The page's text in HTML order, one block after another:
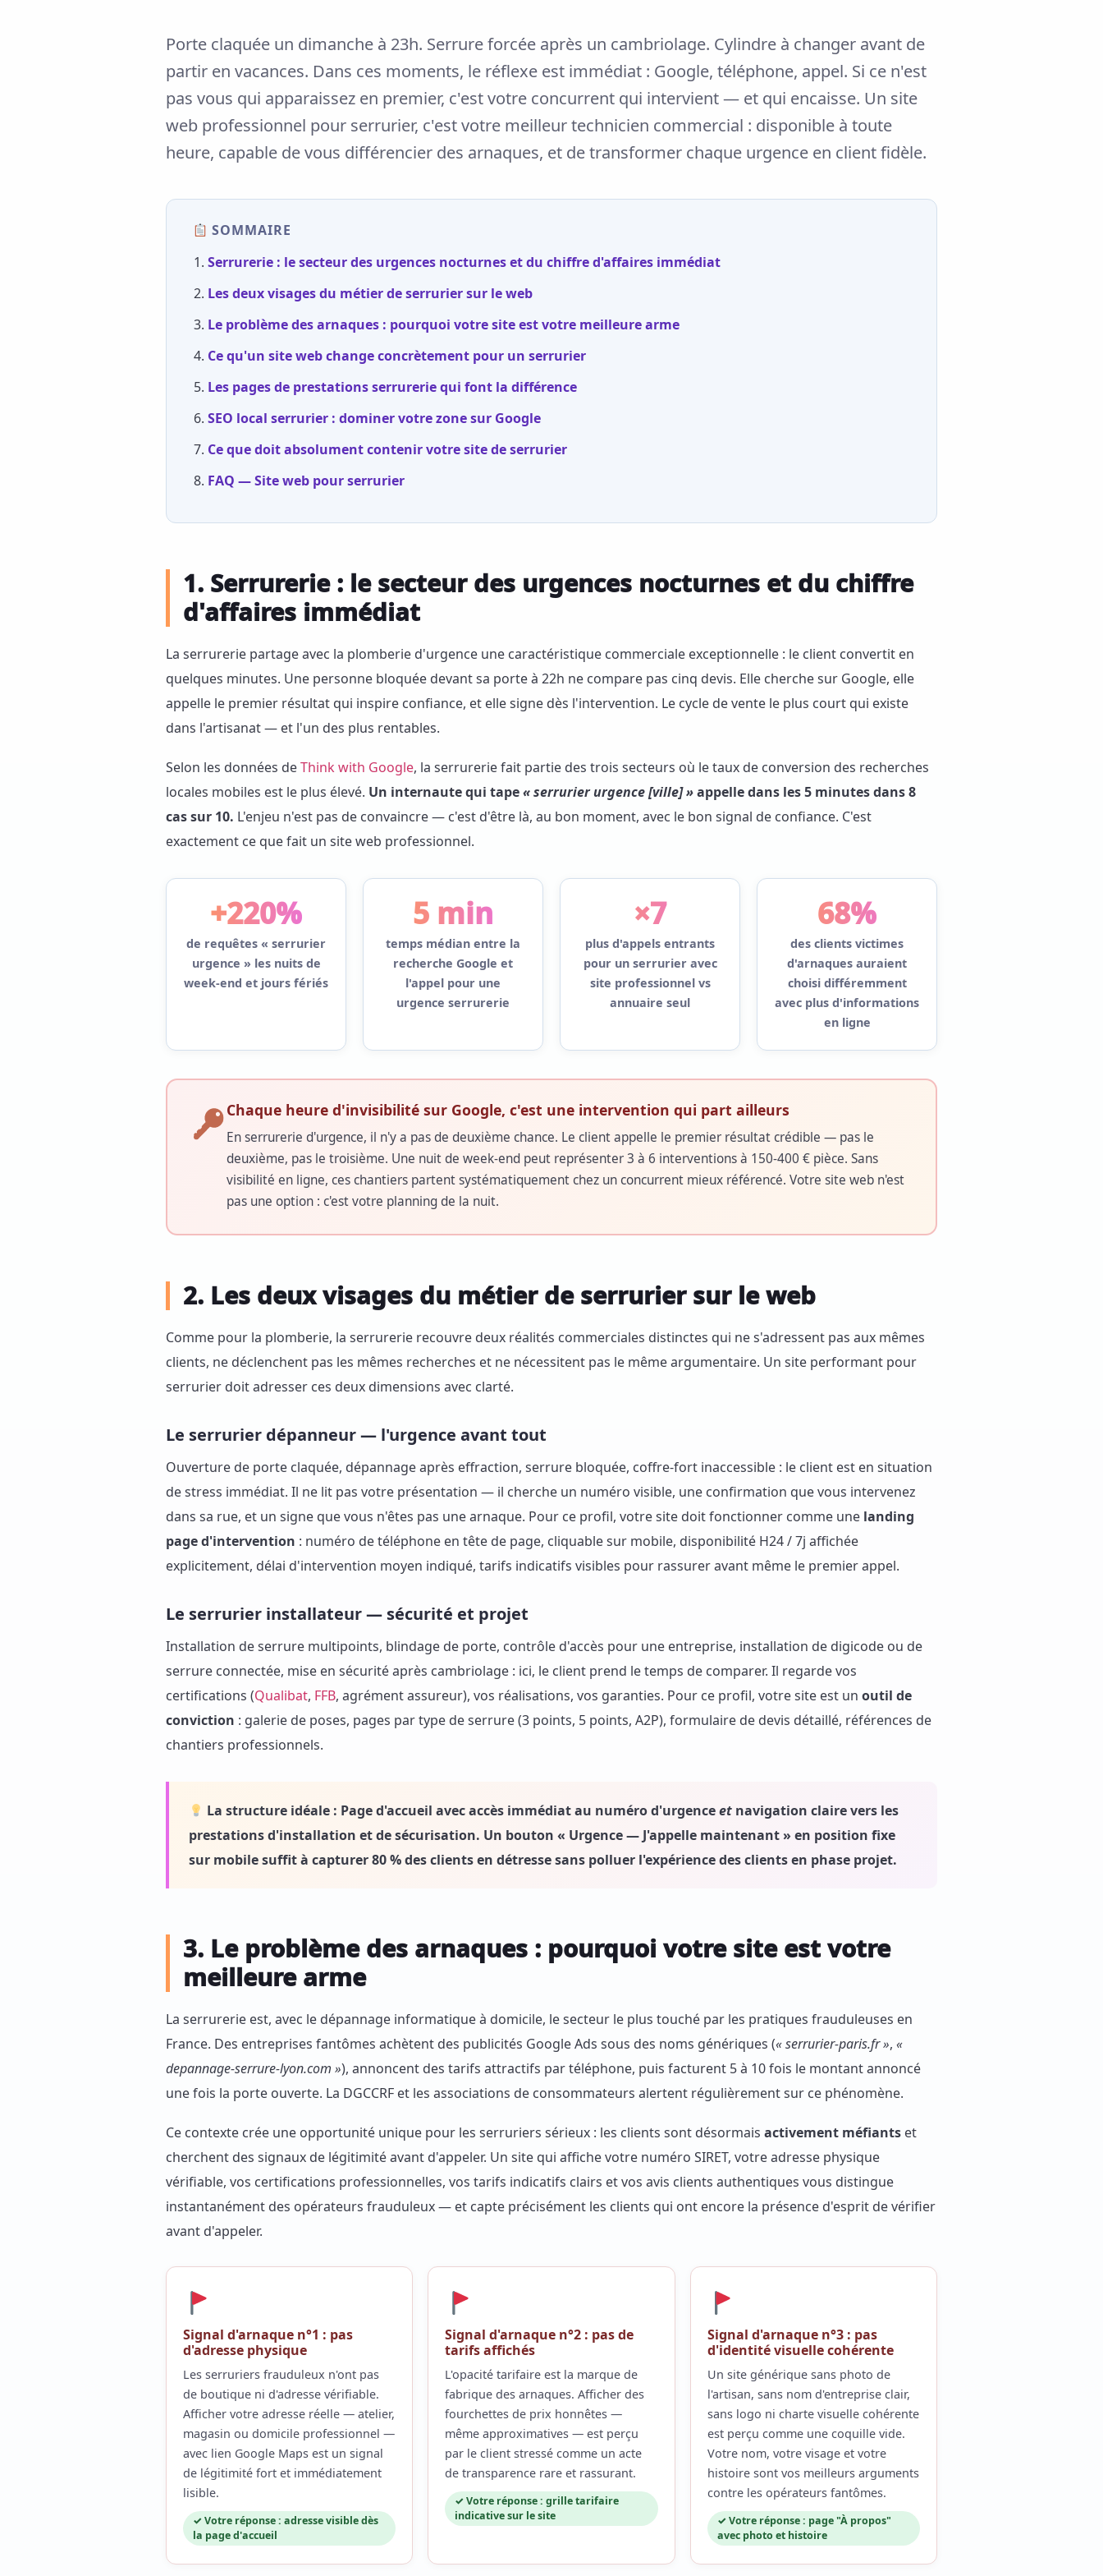
Porte claquée un dimanche à 23h. Serrure forcée après un cambriolage. Cylindre à changer avant de
partir en vacances. Dans ces moments, le réflexe est immédiat : Google, téléphone, appel. Si ce n'est
pas vous qui apparaissez en premier, c'est votre concurrent qui intervient — et qui encaisse. Un site
web professionnel pour serrurier, c'est votre meilleur technicien commercial : disponible à toute
heure, capable de vous différencier des arnaques, et de transformer chaque urgence en client fidèle.
SOMMAIRE
Serrurerie : le secteur des urgences nocturnes et du chiffre d'affaires immédiat
Les deux visages du métier de serrurier sur le web
Le problème des arnaques : pourquoi votre site est votre meilleure arme
Ce qu'un site web change concrètement pour un serrurier
Les pages de prestations serrurerie qui font la différence
SEO local serrurier : dominer votre zone sur Google
Ce que doit absolument contenir votre site de serrurier
FAQ — Site web pour serrurier
1. Serrurerie : le secteur des urgences nocturnes et du chiffre
d'affaires immédiat
La serrurerie partage avec la plomberie d'urgence une caractéristique commerciale exceptionnelle : le client convertit en
quelques minutes. Une personne bloquée devant sa porte à 22h ne compare pas cinq devis. Elle cherche sur Google, elle
appelle le premier résultat qui inspire confiance, et elle signe dès l'intervention. Le cycle de vente le plus court qui existe
dans l'artisanat — et l'un des plus rentables.
Selon les données deThink with Google, la serrurerie fait partie des trois secteurs où le taux de conversion des recherches
locales mobiles est le plus élevé. Un internaute qui tape« serrurier urgence [ville] »appelle dans les 5 minutes dans 8
cas sur 10. L'enjeu n'est pas de convaincre — c'est d'être là, au bon moment, avec le bon signal de confiance. C'est
exactement ce que fait un site web professionnel.
+220%
de requêtes « serrurier
urgence » les nuits de
week-end et jours fériés
5 min
temps médian entre la
recherche Google et
l'appel pour une
urgence serrurerie
×7
plus d'appels entrants
pour un serrurier avec
site professionnel vs
annuaire seul
68%
des clients victimes
d'arnaques auraient
choisi différemment
avec plus d'informations
en ligne
Chaque heure d'invisibilité sur Google, c'est une intervention qui part ailleurs
En serrurerie d'urgence, il n'y a pas de deuxième chance. Le client appelle le premier résultat crédible — pas le
deuxième, pas le troisième. Une nuit de week-end peut représenter 3 à 6 interventions à 150-400 € pièce. Sans
visibilité en ligne, ces chantiers partent systématiquement chez un concurrent mieux référencé. Votre site web n'est
pas une option : c'est votre planning de la nuit.
2. Les deux visages du métier de serrurier sur le web
Comme pour la plomberie, la serrurerie recouvre deux réalités commerciales distinctes qui ne s'adressent pas aux mêmes
clients, ne déclenchent pas les mêmes recherches et ne nécessitent pas le même argumentaire. Un site performant pour
serrurier doit adresser ces deux dimensions avec clarté.
Le serrurier dépanneur — l'urgence avant tout
Ouverture de porte claquée, dépannage après effraction, serrure bloquée, coffre-fort inaccessible : le client est en situation
de stress immédiat. Il ne lit pas votre présentation — il cherche un numéro visible, une confirmation que vous intervenez
dans sa rue, et un signe que vous n'êtes pas une arnaque. Pour ce profil, votre site doit fonctionner comme une landing
page d'intervention : numéro de téléphone en tête de page, cliquable sur mobile, disponibilité H24 / 7j affichée
explicitement, délai d'intervention moyen indiqué, tarifs indicatifs visibles pour rassurer avant même le premier appel.
Le serrurier installateur — sécurité et projet
Installation de serrure multipoints, blindage de porte, contrôle d'accès pour une entreprise, installation de digicode ou de
serrure connectée, mise en sécurité après cambriolage : ici, le client prend le temps de comparer. Il regarde vos
certifications (Qualibat, FFB, agrément assureur), vos réalisations, vos garanties. Pour ce profil, votre site est un outil de
conviction : galerie de poses, pages par type de serrure (3 points, 5 points, A2P), formulaire de devis détaillé, références de
chantiers professionnels.
La structure idéale : Page d'accueil avec accès immédiat au numéro d'urgenceet navigation claire vers les
prestations d'installation et de sécurisation. Un bouton « Urgence — J'appelle maintenant » en position fixe
sur mobile suffit à capturer 80 % des clients en détresse sans polluer l'expérience des clients en phase projet.
3. Le problème des arnaques : pourquoi votre site est votre
meilleure arme
La serrurerie est, avec le dépannage informatique à domicile, le secteur le plus touché par les pratiques frauduleuses en
France. Des entreprises fantômes achètent des publicités Google Ads sous des noms génériques (« serrurier-paris.fr », «
depannage-serrure-lyon.com »), annoncent des tarifs attractifs par téléphone, puis facturent 5 à 10 fois le montant annoncé
une fois la porte ouverte. La DGCCRF et les associations de consommateurs alertent régulièrement sur ce phénomène.
Ce contexte crée une opportunité unique pour les serruriers sérieux : les clients sont désormais activement méfiants et
cherchent des signaux de légitimité avant d'appeler. Un site qui affiche votre numéro SIRET, votre adresse physique
vérifiable, vos certifications professionnelles, vos tarifs indicatifs clairs et vos avis clients authentiques vous distingue
instantanément des opérateurs frauduleux — et capte précisément les clients qui ont encore la présence d'esprit de vérifier
avant d'appeler.
Signal d'arnaque n°1 : pas
d'adresse physique
Les serruriers frauduleux n'ont pas
de boutique ni d'adresse vérifiable.
Afficher votre adresse réelle — atelier,
magasin ou domicile professionnel —
avec lien Google Maps est un signal
de légitimité fort et immédiatement
lisible.
✓ Votre réponse : adresse visible dès
la page d'accueil
Signal d'arnaque n°2 : pas de
tarifs affichés
L'opacité tarifaire est la marque de
fabrique des arnaques. Afficher des
fourchettes de prix honnêtes —
même approximatives — est perçu
par le client stressé comme un acte
de transparence rare et rassurant.
✓ Votre réponse : grille tarifaire
indicative sur le site
Signal d'arnaque n°3 : pas
d'identité visuelle cohérente
Un site générique sans photo de
l'artisan, sans nom d'entreprise clair,
sans logo ni charte visuelle cohérente
est perçu comme une coquille vide.
Votre nom, votre visage et votre
histoire sont vos meilleurs arguments
contre les opérateurs fantômes.
✓ Votre réponse : page "À propos"
avec photo et histoire